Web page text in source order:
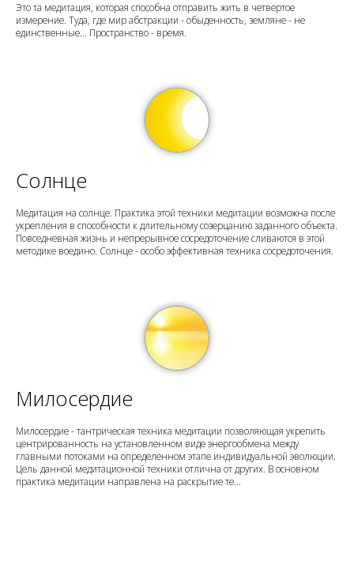
Это та медитация, которая способна отправить жить в четвертое
измерение. Туда, где мир абстракции - обыденность, земляне - не
единственные... Пространство - время.
Солнце
Медитация на солнце. Практика этой техники медитации возможна после
укрепления в способности к длительному созерцанию заданного объекта.
Повседневная жизнь и непрерывное сосредоточение сливаются в этой
методике воедино. Солнце - особо эффективная техника сосредоточения.
Милосердие
Милосердие - тантрическая техника медитации позволяющая укрепить
центрированность на установленном виде энергообмена между
главными потоками на определенном этапе индивидуальной эволюции.
Цель данной медитационной техники отлична от других. В основном
практика медитации направлена на раскрытие те...